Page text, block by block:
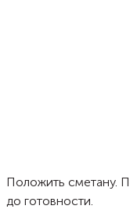
Положить сметану.
до готовности.